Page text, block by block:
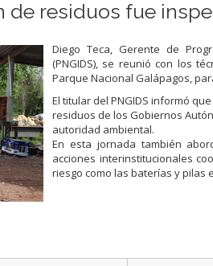
de residuos fue
Diego Teca, Gerente de
(PNGIDS), se reunió con los
Parque Nacional Galápagos,
El titular del PNGIDS informó
residuos de los Gobiernos
autoridad ambiental.
En esta jornada también
acciones interinstitucionales
riesgo como las baterías y pilas